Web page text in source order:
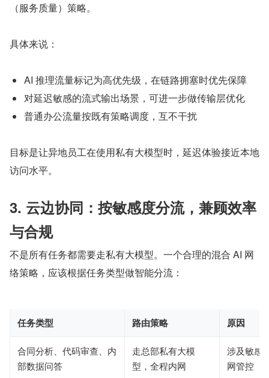
（服务质量）策略。
具体来说：
AI 推理流量标记为高优先级，在链路拥塞时优先保障
对延迟敏感的流式输出场景，可进一步做传输层优化
普通办公流量按既有策略调度，互不干扰
目标是让异地员工在使用私有大模型时，延迟体验接近本地
访问水平。
3. 云边协同：按敏感度分流，兼顾效率
与合规
不是所有任务都需要走私有大模型。一个合理的混合 AI 网
络策略，应该根据任务类型做智能分流：
任务类型 路由策略 原因
合同分析、代码审查、内
部数据问答
走总部私有大模
型，全程内网
涉及敏感
网管控